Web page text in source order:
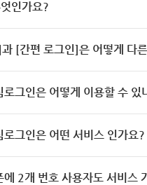
인가요?
[간편 로그인]은 어떻게 다
로그인은 어떻게 이용할 수 있
로그인은 어떤 서비스 인가요?
에 2개 번호 사용자도 서비스